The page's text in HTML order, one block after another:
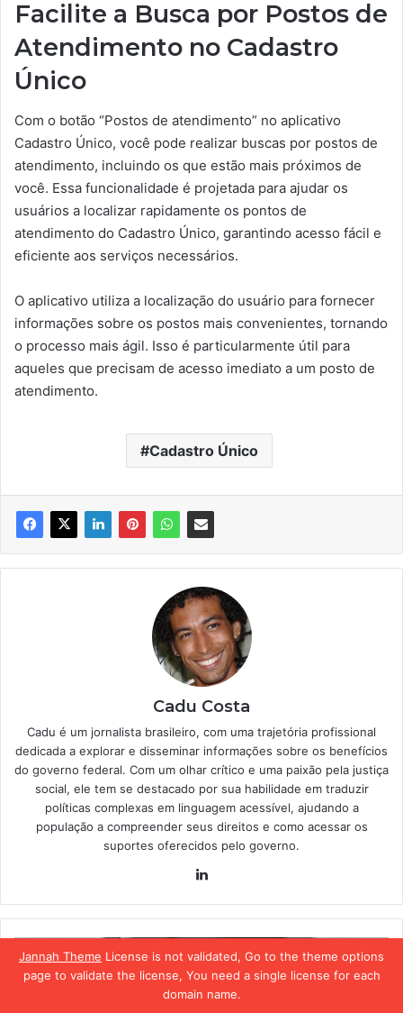
Jannah Theme License is not validated, Go to the theme options
page to validate the license, You need a single license for each
domain name.
Facilite a Busca por Postos de
Atendimento no Cadastro
Único
Com o botão “Postos de atendimento” no aplicativo
Cadastro Único, você pode realizar buscas por postos de
atendimento, incluindo os que estão mais próximos de
você. Essa funcionalidade é projetada para ajudar os
usuários a localizar rapidamente os pontos de
atendimento do Cadastro Único, garantindo acesso fácil e
eficiente aos serviços necessários.
O aplicativo utiliza a localização do usuário para fornecer
informações sobre os postos mais convenientes, tornando
o processo mais ágil. Isso é particularmente útil para
aqueles que precisam de acesso imediato a um posto de
atendimento.
Cadastro Único
Cadu Costa
Cadu é um jornalista brasileiro, com uma trajetória profissional
dedicada a explorar e disseminar informações sobre os benefícios
do governo federal. Com um olhar crítico e uma paixão pela justiça
social, ele tem se destacado por sua habilidade em traduzir
políticas complexas em linguagem acessível, ajudando a
população a compreender seus direitos e como acessar os
suportes oferecidos pelo governo.
não
pensa